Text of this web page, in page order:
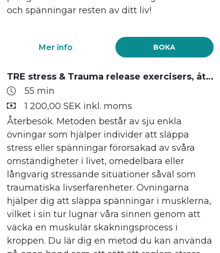
och spänningar resten av ditt liv!
BOKA
Mer info
TRE stress & Trauma release exercisers, återbesök
55 min
1 200,00 SEK inkl. moms
Återbesök. Metoden består av sju enkla
övningar som hjälper individer att släppa
stress eller spänningar förorsakad av svåra
omständigheter i livet, omedelbara eller
långvarig stressande situationer såväl som
traumatiska livserfarenheter. Övningarna
hjälper dig att släppa spänningar i musklerna,
vilket i sin tur lugnar våra sinnen genom att
väcka en muskulär skakningsprocess i
kroppen. Du lär dig en metod du kan använda